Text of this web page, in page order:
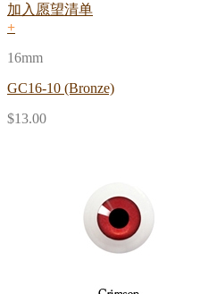
加入愿望清单
+
16mm
GC16-10 (Bronze)
$13.00